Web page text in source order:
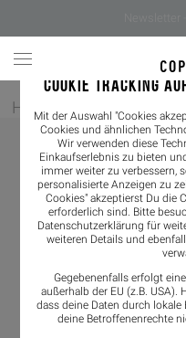
COOKIE TRACKING
Mit der Auswahl "Cookies
Cookies und ähnlichen
Wir verwenden diese
Einkaufserlebnis zu bieten
immer weiter zu verbessern,
personalisierte Anzeigen zu
Cookies" akzeptierst Du die
erforderlich sind. Bitte
Datenschutzerklärung für
weiteren Details und
Gegebenenfalls erfolgt
außerhalb der EU (z.B. USA).
dass deine Daten durch
deine Betroffenenrechte
Home / Damen/